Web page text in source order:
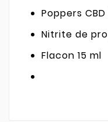
Poppers
Nitrite de
Flacon 15 ml